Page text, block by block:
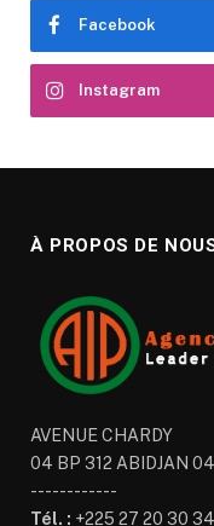
Facebook
Instagram
À PROPOS DE
AVENUE CHARDY
04 BP 312 ABIDJAN 04
------------
Tél. : +225 27 20 30